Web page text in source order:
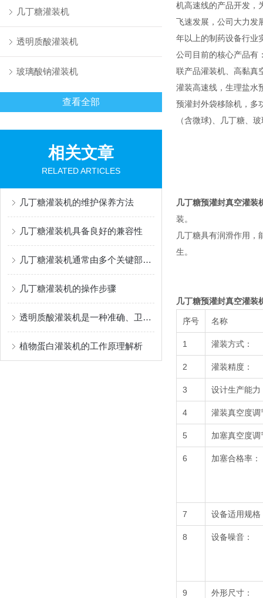
几丁糖灌装机
透明质酸灌装机
玻璃酸钠灌装机
查看全部
相关文章
RELATED ARTICLES
几丁糖灌装机的维护保养方法
几丁糖灌装机具备良好的兼容性
几丁糖灌装机通常由多个关键部件组成
几丁糖灌装机的操作步骤
透明质酸灌装机是一种准确、卫生的灌装设备
植物蛋白灌装机的工作原理解析
机高速线的产品开发，
飞速发展，公司大力发
年以上的制药设备行业
公司目前的核心产品有
联产品灌装机、高黏真
灌装高速线，生理盐水
预灌封外袋移除机，多
（含微球)、几丁糖、
几丁糖预灌封真空灌装
装。
几丁糖具有润滑作用
生。
几丁糖预灌封真空灌装
序号 名称
1 灌装方式：
2 灌装精度：
3 设计生产能力
4 灌装真空度调
5 加塞真空度调
6 加塞合格率：
7 设备适用规格
8 设备噪音：
9 外形尺寸：